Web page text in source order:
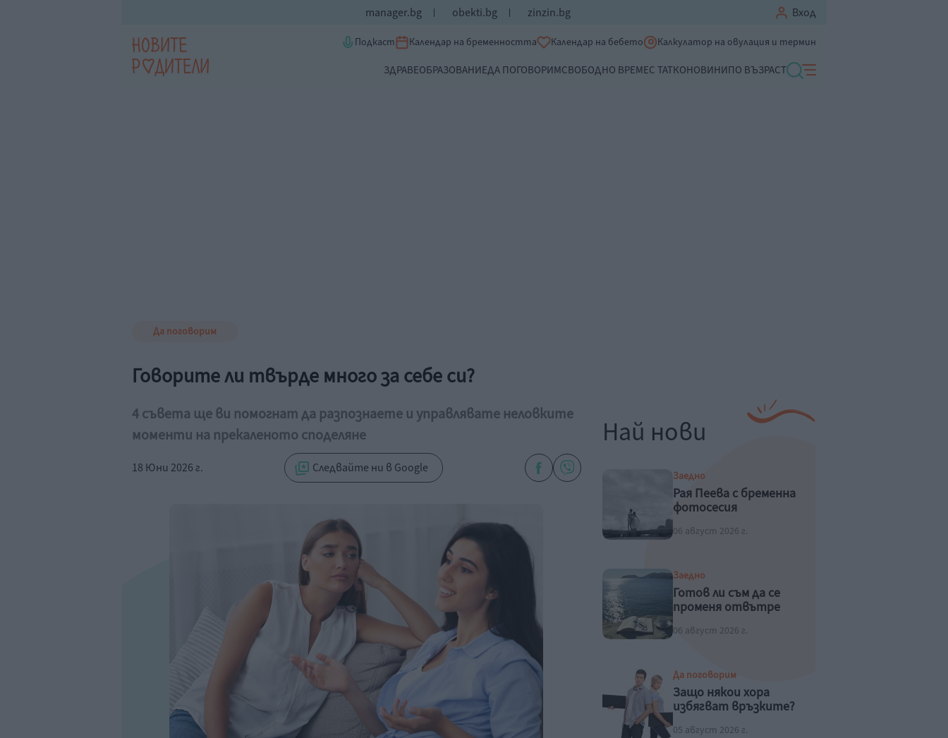
manager.bg obekti.bg zinzin.bg Вход
Подкаст Календар на бременността Календар на бебето Калкулатор на овулация и термин
ЗДРАВЕОБРАЗОВАНИЕДА ПОГОВОРИМСВОБОДНО ВРЕМЕС ТАТКОНОВИНИПО ВЪЗРАСТ
Да поговорим
Говорите ли твърде много за себе си?
4 съвета ще ви помогнат да разпознаете и управлявате неловките
моменти на прекаленото споделяне
18 Юни 2026 г. Следвайте ни в Google
Най нови
Заедно
Рая Пеева с бременна
фотосесия
06 август 2026 г.
Заедно
Готов ли съм да се
променя отвътре
06 август 2026 г.
Да поговорим
Защо някои хора
избягват връзките?
05 август 2026 г.